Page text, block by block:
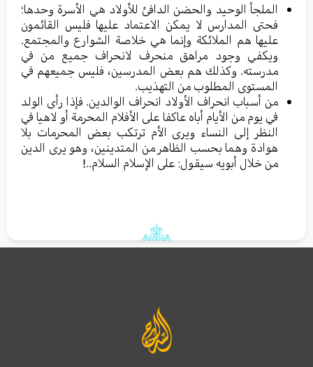
الملجأ الوحيد والحضن الدافئ للأولاد هي الأسرة وحدها؛
فحتى المدارس لا يمكن الاعتماد عليها فليس القائمون
عليها هم الملائكة وإنما هي خلاصة الشوارع والمجتمع.
ويكفي وجود مراهق منحرف لانحراف جميع من في
مدرسته. وكذلك هم بعض المدرسين، فليس جميعهم في
المستوى المطلوب من التهذيب.
من أسباب انحراف الأولاد انحراف الوالدين. فإذا رأى الولد
في يوم من الأيام أباه عاكفا على الأفلام المحرمة أو لاهيا في
النظر إلى النساء ويرى الأم ترتكب بعض المحرمات بلا
هوادة وهما بحسب الظاهر من المتدينين، وهو يرى الدين
من خلال أبويه سيقول: على الإسلام السلام..!